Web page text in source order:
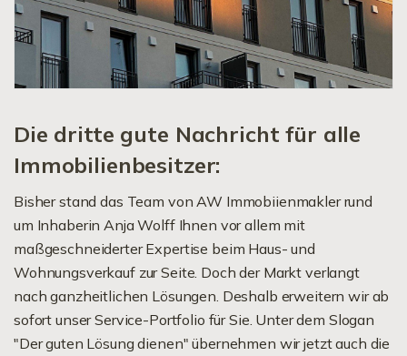
Die dritte gute Nachricht für alle
Immobilienbesitzer:
Bisher stand das Team von AW Immobiienmakler rund
um Inhaberin Anja Wolff Ihnen vor allem mit
maßgeschneiderter Expertise beim Haus- und
Wohnungsverkauf zur Seite. Doch der Markt verlangt
nach ganzheitlichen Lösungen. Deshalb erweitern wir ab
sofort unser Service-Portfolio für Sie. Unter dem Slogan
"Der guten Lösung dienen" übernehmen wir jetzt auch die